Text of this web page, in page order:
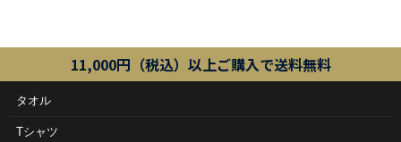
11,000円（税込）以上ご購入で送料無料
タオル
Tシャツ